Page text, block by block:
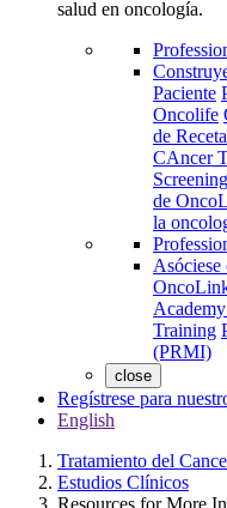
salud en oncología.
Paciente
Oncolife
de
CAncer
de
la
Training
(PRMI)
close
Regístrese para
English
Tratamiento del
Estudios Clínicos
Resources for More